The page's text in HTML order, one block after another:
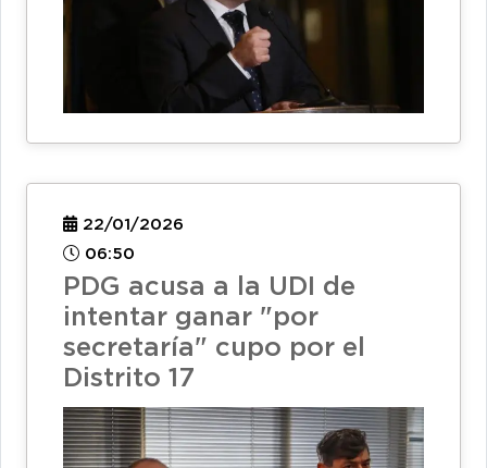
22/01/2026
06:50
PDG acusa a la UDI de
intentar ganar "por
secretaría" cupo por el
Distrito 17